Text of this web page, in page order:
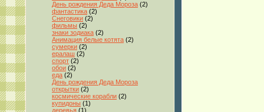
День рождения Деда Мороза (2)
фантастика (2)
Снеговики (2)
фильмы (2)
знаки зодиака (2)
Анимация белые котята (2)
сумерки (2)
ералаш (2)
спорт (2)
обои (2)
еда (2)
День рождения Деда Мороза
открытки (2)
космические корабли (2)
купидоны (1)
деревья (1)